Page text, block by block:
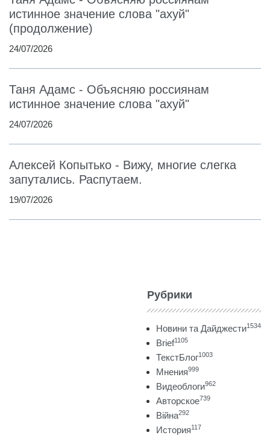
истинное значение слова "ахуй"
(продолжение)
24/07/2026
Таня Адамс - Объясняю россиянам
истинное значение слова "ахуй"
24/07/2026
Алексей Копытько - Вижу, многие слегка
запутались. Распутаем.
19/07/2026
Рубрики
Новини та Дайджести1534
Brief1105
ТекстБлог1003
Мнения999
Видеоблоги962
Авторское739
Війна292
История117